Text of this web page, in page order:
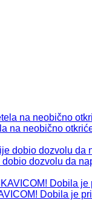
na neobično
dozvolu da
Dobila je